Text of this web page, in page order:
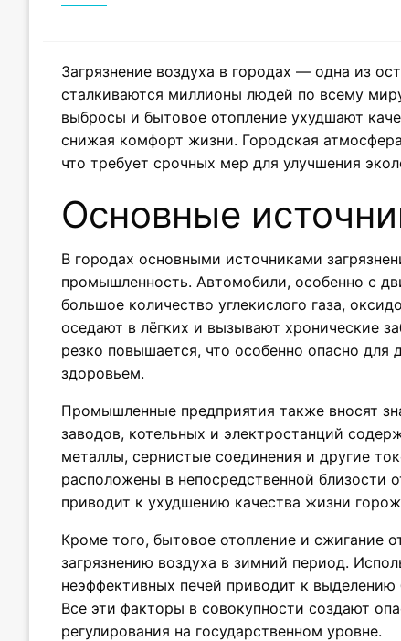
Загрязнение воздуха в городах — одна из
сталкиваются миллионы людей по всему
выбросы и бытовое отопление ухудшают
снижая комфорт жизни. Городская
что требует срочных мер для улучшения
Основные
В городах основными источниками
промышленность. Автомобили, особенно с
большое количество углекислого газа,
оседают в лёгких и вызывают хронические
резко повышается, что особенно опасно
здоровьем.
Промышленные предприятия также вносят
заводов, котельных и электростанций
металлы, сернистые соединения и другие
расположены в непосредственной близости
приводит к ухудшению качества жизни
Кроме того, бытовое отопление и сжигание
загрязнению воздуха в зимний период.
неэффективных печей приводит к
Все эти факторы в совокупности создают
регулирования на государственном уровне.